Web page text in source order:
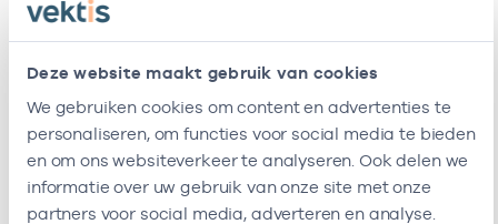
Deze website maakt gebruik van cookies
We gebruiken cookies om content en advertenties te
personaliseren, om functies voor social media te bieden
en om ons websiteverkeer te analyseren. Ook delen we
informatie over uw gebruik van onze site met onze
partners voor social media, adverteren en analyse.
Ik ben werkzaam bij de volgende vestigingen
Cooperatie
Noorderzorg U.a.
Kadoelerbreek
Ik heb een arbeidsrelatie met